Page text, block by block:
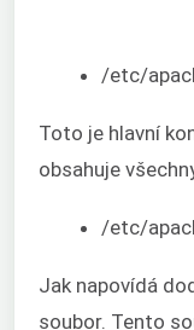
/etc/
Toto je hlavní
obsahuje
/etc/
Jak napovídá
soubor. Tento